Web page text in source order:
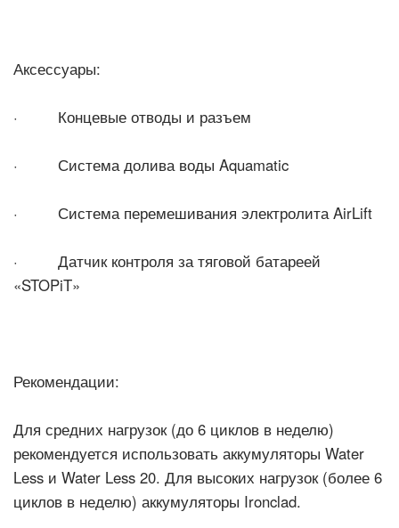
Аксессуары:
· Концевые отводы и разъем
· Система долива воды Aquamatic
· Система перемешивания электролита AirLift
· Датчик контроля за тяговой батареей
«STOPiT»
Рекомендации:
Для средних нагрузок (до 6 циклов в неделю)
рекомендуется использовать аккумуляторы Water
Less и Water Less 20. Для высоких нагрузок (более 6
циклов в неделю) аккумуляторы Ironclad.